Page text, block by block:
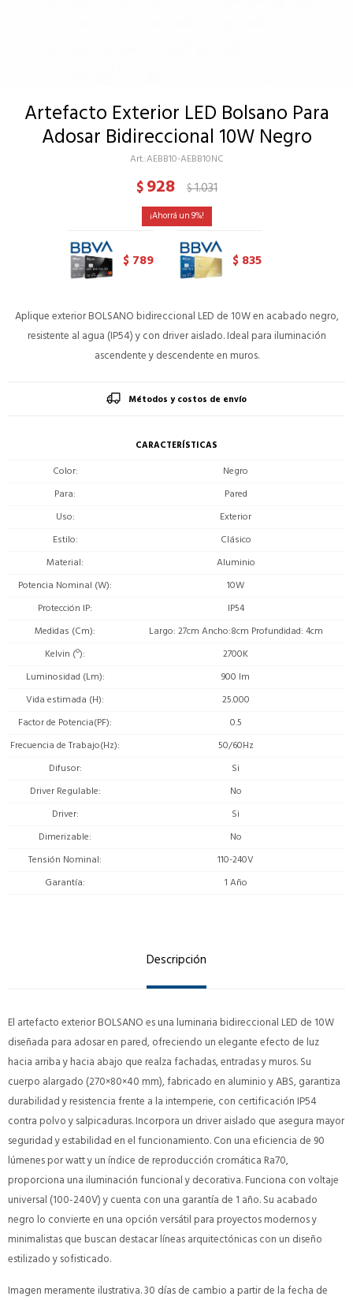
Artefacto Exterior LED Bolsano Para
Adosar Bidireccional 10W Negro
AEBB10-AEBB10NC
$928 $1.031
9
$ 789 $ 835
Aplique exterior BOLSANO bidireccional LED de 10W en acabado negro,
resistente al agua (IP54) y con driver aislado. Ideal para iluminación
ascendente y descendente en muros.
Métodos y costos de envío
CARACTERÍSTICAS
Color
Negro
Para
Pared
Uso
Exterior
Estilo
Clásico
Material
Aluminio
Potencia Nominal (W)
10W
Protección IP
IP54
Medidas (Cm)
Largo: 27cm Ancho:8cm Profundidad: 4cm
Kelvin (º)
2700K
Luminosidad (Lm)
900 lm
Vida estimada (H)
25.000
Factor de Potencia(PF)
0.5
Frecuencia de Trabajo(Hz)
50/60Hz
Difusor
Si
Driver Regulable
No
Driver
Si
Dimerizable
No
Tensión Nominal
110-240V
Garantía
1 Año
Descripción
El artefacto exterior BOLSANO es una luminaria bidireccional LED de 10W
diseñada para adosar en pared, ofreciendo un elegante efecto de luz
hacia arriba y hacia abajo que realza fachadas, entradas y muros. Su
cuerpo alargado (270×80×40 mm), fabricado en aluminio y ABS, garantiza
durabilidad y resistencia frente a la intemperie, con certificación IP54
contra polvo y salpicaduras. Incorpora un driver aislado que asegura mayor
seguridad y estabilidad en el funcionamiento. Con una eficiencia de 90
lúmenes por watt y un índice de reproducción cromática Ra70,
proporciona una iluminación funcional y decorativa. Funciona con voltaje
universal (100-240V) y cuenta con una garantía de 1 año. Su acabado
negro lo convierte en una opción versátil para proyectos modernos y
minimalistas que buscan destacar líneas arquitectónicas con un diseño
estilizado y sofisticado.
Imagen meramente ilustrativa. 30 días de cambio a partir de la fecha de